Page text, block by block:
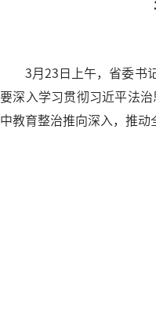
3月23日上午，省委书
要深入学习贯彻习近平法
中教育整治推向深入，推